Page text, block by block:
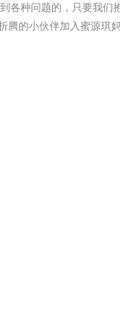
各种问题的，只要我们
的小伙伴加入蜜源琪妈